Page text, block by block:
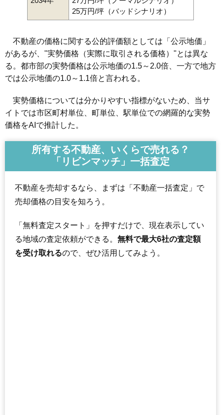
25万円/坪（バッドシナリオ）
不動産の価格に関する公的評価額としては「公示地価」
があるが、"実勢価格（実際に取引される価格）"とは異な
る。都市部の実勢価格は公示地価の1.5～2.0倍、一方で地方
では公示地価の1.0～1.1倍と言われる。
実勢価格については分かりやすい指標がないため、当サ
イトでは市区町村単位、町単位、駅単位での網羅的な実勢
価格をAIで推計した。
所有する不動産、いくらで売れる？
「リビンマッチ」一括査定
不動産を売却するなら、まずは「不動産一括査定」で
売却価格の目安を知ろう。
「無料査定スタート」を押すだけで、現在表示してい
る地域の査定依頼ができる。 無料で最大6社の査定額
を受け取れるので、ぜひ活用してみよう。